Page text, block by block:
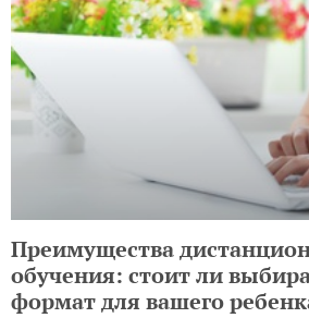
Преимущества
обучения: стоит ли
формат для вашего